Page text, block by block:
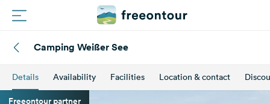
Routes
Campings
Camping Weißer See
Details Availability Facilities Location & contact
Freeontour partner